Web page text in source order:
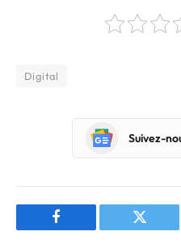
Digital
Suivez-
Facebook Twitter